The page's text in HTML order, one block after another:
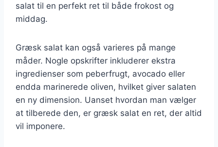
salat til en perfekt ret til både frokost og
middag.
Græsk salat kan også varieres på mange
måder. Nogle opskrifter inkluderer ekstra
ingredienser som peberfrugt, avocado eller
endda marinerede oliven, hvilket giver salaten
en ny dimension. Uanset hvordan man vælger
at tilberede den, er græsk salat en ret, der altid
vil imponere.